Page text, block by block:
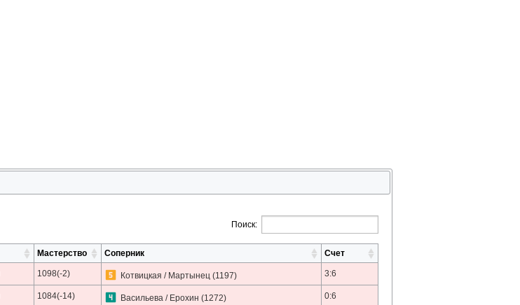
Поиск:
Мастерство Соперник Счет
1098(-2) Котвицкая / Мартынец(1197) 3:6
1084(-14) Васильева / Ерохин (1272) 0:6